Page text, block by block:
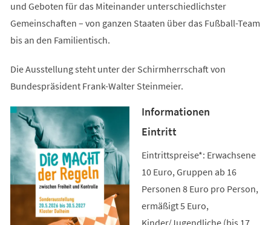
und Geboten für das Miteinander unterschiedlichster
Gemeinschaften – von ganzen Staaten über das Fußball-Team
bis an den Familientisch.
Die Ausstellung steht unter der Schirmherrschaft von
Bundespräsident Frank-Walter Steinmeier.
Informationen
Eintritt
Eintrittspreise*: Erwachsene
10 Euro, Gruppen ab 16
Personen 8 Euro pro Person,
ermäßigt 5 Euro,
Kinder/Jugendliche (bis 17